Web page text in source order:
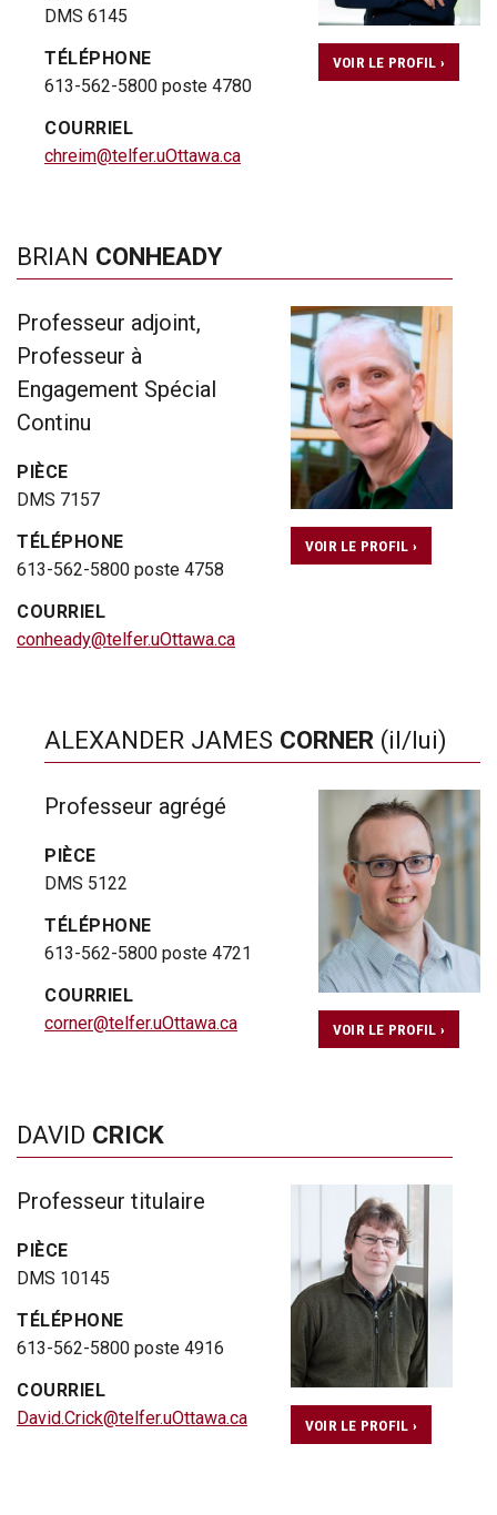
DMS 6145
TÉLÉPHONE
613-562-5800 poste 4780
COURRIEL
chreim@telfer.uOttawa.ca
VOIR LE PROFIL ›
BRIAN CONHEADY
Professeur adjoint,
Professeur à
Engagement Spécial
Continu
PIÈCE
DMS 7157
TÉLÉPHONE
613-562-5800 poste 4758
COURRIEL
conheady@telfer.uOttawa.ca
VOIR LE PROFIL ›
ALEXANDER JAMES CORNER (il/lui)
Professeur agrégé
PIÈCE
DMS 5122
TÉLÉPHONE
613-562-5800 poste 4721
COURRIEL
corner@telfer.uOttawa.ca
VOIR LE PROFIL ›
DAVID CRICK
Professeur titulaire
PIÈCE
DMS 10145
TÉLÉPHONE
613-562-5800 poste 4916
COURRIEL
David.Crick@telfer.uOttawa.ca
VOIR LE PROFIL ›